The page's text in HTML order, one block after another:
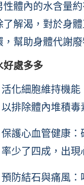
性體內的水含量
了解渴，對於身
，幫助身體代謝
好處多多
活化細胞維持機
以排除體內堆積毒
保護心血管健康
率少了四成，出現
預防結石與痛風